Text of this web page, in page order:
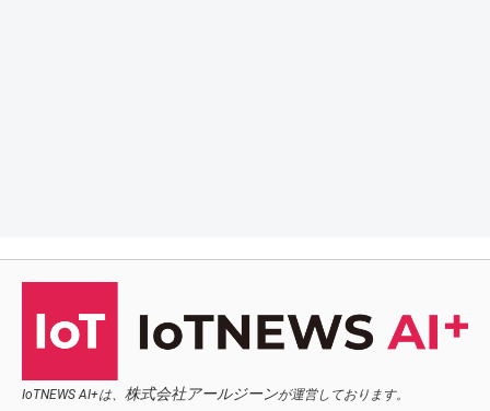
IoTNEWS AI+は、 株式会社アールジーンが運営しております。